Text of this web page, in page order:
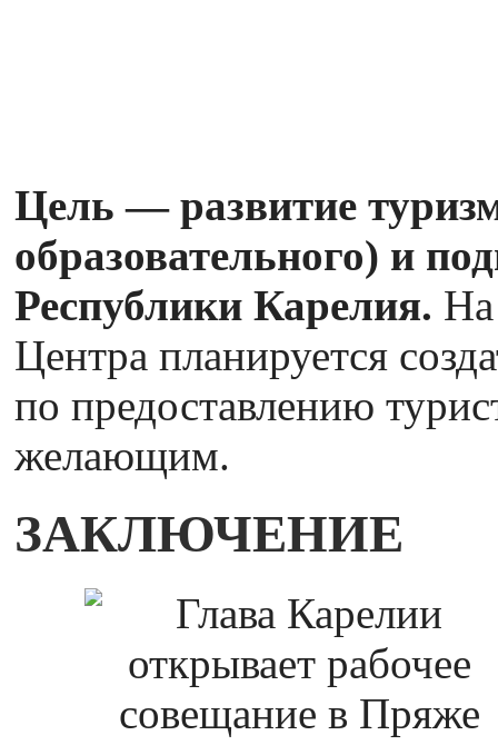
Цель — развитие
образовательного) и
Республики Карелия. На
Центра планируется
по предоставлению
желающим.
ЗАКЛЮЧЕНИЕ